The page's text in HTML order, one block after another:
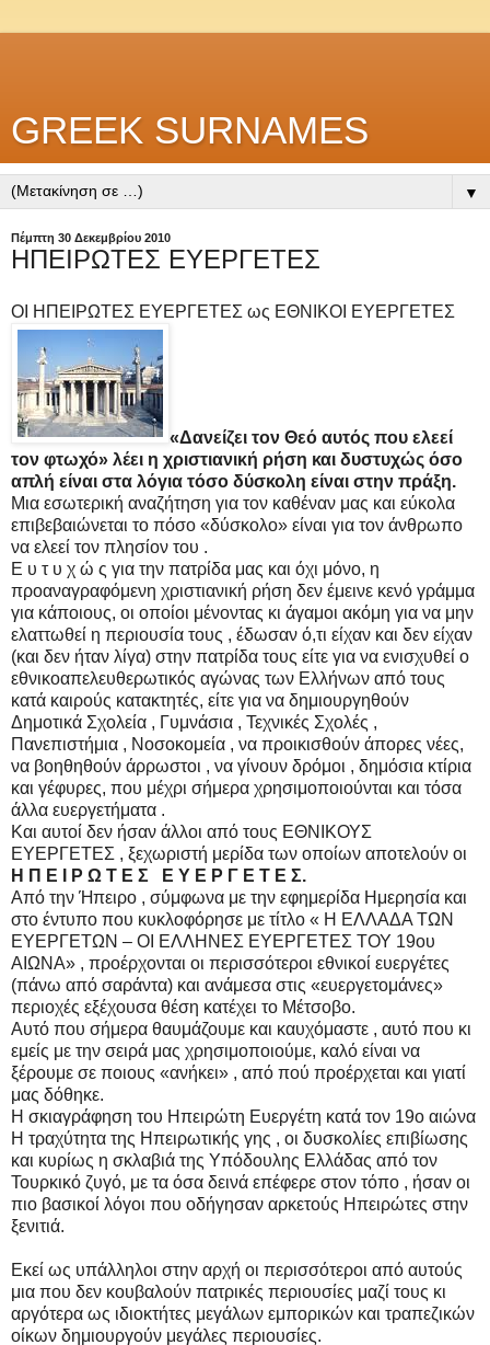
GREEK SURNAMES
▼
Πέμπτη 30 Δεκεμβρίου 2010
ΗΠΕΙΡΩΤΕΣ ΕΥΕΡΓΕΤΕΣ
ΟΙ ΗΠΕΙΡΩΤΕΣ ΕΥΕΡΓΕΤΕΣ ως ΕΘΝΙΚΟΙ ΕΥΕΡΓΕΤΕΣ
«Δανείζει τον Θεό αυτός που ελεεί
τον φτωχό» λέει η χριστιανική ρήση και δυστυχώς όσο
απλή είναι στα λόγια τόσο δύσκολη είναι στην πράξη.
Μια εσωτερική αναζήτηση για τον καθέναν μας και εύκολα
επιβεβαιώνεται το πόσο «δύσκολο» είναι για τον άνθρωπο
να ελεεί τον πλησίον του .
Ε υ τ υ χ ώ ς για την πατρίδα μας και όχι μόνο, η
προαναγραφόμενη χριστιανική ρήση δεν έμεινε κενό γράμμα
για κάποιους, οι οποίοι μένοντας κι άγαμοι ακόμη για να μην
ελαττωθεί η περιουσία τους , έδωσαν ό,τι είχαν και δεν είχαν
(και δεν ήταν λίγα) στην πατρίδα τους είτε για να ενισχυθεί ο
εθνικοαπελευθερωτικός αγώνας των Ελλήνων από τους
κατά καιρούς κατακτητές, είτε για να δημιουργηθούν
Δημοτικά Σχολεία , Γυμνάσια , Τεχνικές Σχολές ,
Πανεπιστήμια , Νοσοκομεία , να προικισθούν άπορες νέες,
να βοηθηθούν άρρωστοι , να γίνουν δρόμοι , δημόσια κτίρια
και γέφυρες, που μέχρι σήμερα χρησιμοποιούνται και τόσα
άλλα ευεργετήματα .
Και αυτοί δεν ήσαν άλλοι από τους ΕΘΝΙΚΟΥΣ
ΕΥΕΡΓΕΤΕΣ , ξεχωριστή μερίδα των οποίων αποτελούν οι
Η Π Ε Ι Ρ Ω Τ Ε Σ Ε Υ Ε Ρ Γ Ε Τ Ε Σ.
Από την Ήπειρο , σύμφωνα με την εφημερίδα Ημερησία και
στο έντυπο που κυκλοφόρησε με τίτλο « Η ΕΛΛΑΔΑ ΤΩΝ
ΕΥΕΡΓΕΤΩΝ – ΟΙ ΕΛΛΗΝΕΣ ΕΥΕΡΓΕΤΕΣ ΤΟΥ 19ου
ΑΙΩΝΑ» , προέρχονται οι περισσότεροι εθνικοί ευεργέτες
(πάνω από σαράντα) και ανάμεσα στις «ευεργετομάνες»
περιοχές εξέχουσα θέση κατέχει το Μέτσοβο.
Αυτό που σήμερα θαυμάζουμε και καυχόμαστε , αυτό που κι
εμείς με την σειρά μας χρησιμοποιούμε, καλό είναι να
ξέρουμε σε ποιους «ανήκει» , από πού προέρχεται και γιατί
μας δόθηκε.
Η σκιαγράφηση του Ηπειρώτη Ευεργέτη κατά τον 19ο αιώνα
Η τραχύτητα της Ηπειρωτικής γης , οι δυσκολίες επιβίωσης
και κυρίως η σκλαβιά της Υπόδουλης Ελλάδας από τον
Τουρκικό ζυγό, με τα όσα δεινά επέφερε στον τόπο , ήσαν οι
πιο βασικοί λόγοι που οδήγησαν αρκετούς Ηπειρώτες στην
ξενιτιά.
Εκεί ως υπάλληλοι στην αρχή οι περισσότεροι από αυτούς
μια που δεν κουβαλούν πατρικές περιουσίες μαζί τους κι
αργότερα ως ιδιοκτήτες μεγάλων εμπορικών και τραπεζικών
οίκων δημιουργούν μεγάλες περιουσίες.